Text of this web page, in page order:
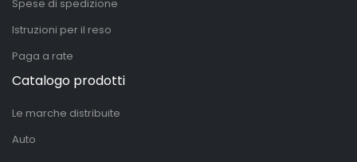
Spese di spedizione
Istruzioni per il reso
Paga a rate
Catalogo prodotti
Le marche distribuite
Auto